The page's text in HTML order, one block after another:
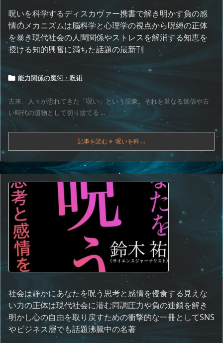
呪いを科学するディスカヴァー携書で解き明かす負の感
情のメカニズムは脳科学と心理学の視点から呪縛の正体
を暴き現代社会の人間関係やストレスを解消する知恵を
授ける知的興奮に満ちた話題の最新刊
 能力関係の魔術・呪術
古来、人々が恐れてきた「呪い」という現象。それを単なる迷信や古
い時代の遺物として切り捨てる ...
記事を読む 呪いを科 ...
社会は静かにあなたを呪う思考と感情を侵食する見えな
い力の正体は現代社会に潜む同調圧力や負の連鎖を解き
明かし心の自由を取り戻すための衝撃的な一冊としてSNS
やビジネス層でも話題沸騰中の名著